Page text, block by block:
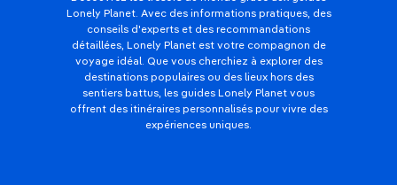
Lonely Planet. Avec des informations pratiques, des
conseils d'experts et des recommandations
détaillées, Lonely Planet est votre compagnon de
voyage idéal. Que vous cherchiez à explorer des
destinations populaires ou des lieux hors des
sentiers battus, les guides Lonely Planet vous
offrent des itinéraires personnalisés pour vivre des
expériences uniques.